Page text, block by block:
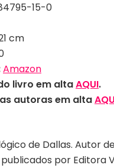
15-0
cm
Amazon
livro em altaAQUI.
autoras em alta
de Dallas. Autor
publicados por Editora